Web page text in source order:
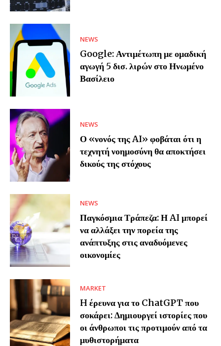
NEWS
Google: Αντιμέτωπη με ομαδική
αγωγή 5 δισ. λιρών στο Ηνωμένο
Βασίλειο
NEWS
Ο «νονός της AI» φοβάται ότι η
τεχνητή νοημοσύνη θα αποκτήσει
δικούς της στόχους
NEWS
Παγκόσμια Τράπεζα: Η AI μπορεί
να αλλάξει την πορεία της
ανάπτυξης στις αναδυόμενες
οικονομίες
MARKET
H έρευνα για το ChatGPT που
σοκάρει: Δημιουργεί ιστορίες που
οι άνθρωποι τις προτιμούν από τα
μυθιστορήματα